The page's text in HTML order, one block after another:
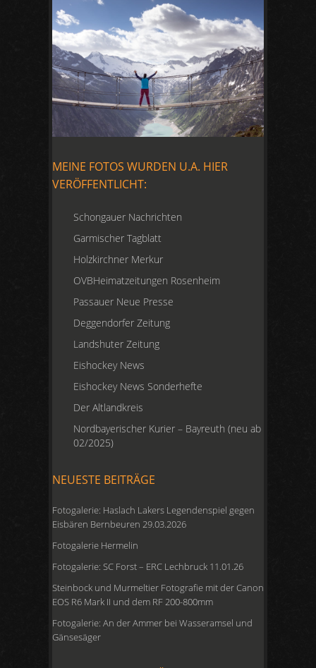
MEINE FOTOS WURDEN U.A. HIER
VERÖFFENTLICHT:
Schongauer Nachrichten
Garmischer Tagblatt
Holzkirchner Merkur
OVBHeimatzeitungen Rosenheim
Passauer Neue Presse
Deggendorfer Zeitung
Landshuter Zeitung
Eishockey News
Eishockey News Sonderhefte
Der Altlandkreis
Nordbayerischer Kurier – Bayreuth (neu ab
02/2025)
NEUESTE BEITRÄGE
Fotogalerie: Haslach Lakers Legendenspiel gegen
Eisbären Bernbeuren 29.03.2026
Fotogalerie Hermelin
Fotogalerie: SC Forst – ERC Lechbruck 11.01.26
Steinbock und Murmeltier Fotografie mit der Canon
EOS R6 Mark II und dem RF 200-800mm
Fotogalerie: An der Ammer bei Wasseramsel und
Gänsesäger